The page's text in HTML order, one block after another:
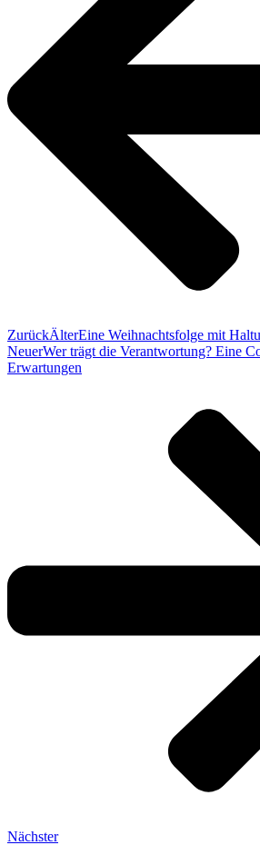
ZurückÄlterEine Weihnachtsfolge mit
NeuerWer trägt die Verantwortung? Eine
Erwartungen
Nächster